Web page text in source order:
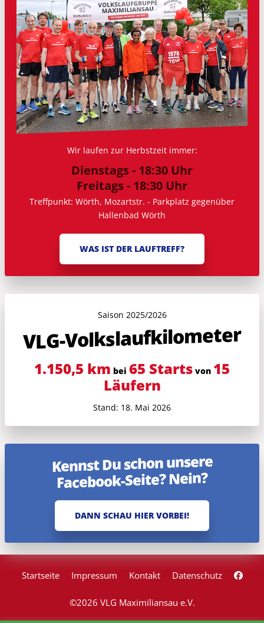
Wir laufen zur Herbstzeit immer:
Dienstags - 18:30 Uhr
Freitags - 18:30 Uhr
Treffpunkt: Wörth, Mozartstr. - Parkplatz gegenüber
Hallenbad Wörth
WAS IST DER LAUFTREFF?
Saison 2025/2026
VLG-Volkslauf­kilometer
1.150,5 km bei 65 Starts von 15
Läufern
Stand: 18. Mai 2026
Kennst Du schon unsere
Facebook-Seite? Nein?
DANN SCHAU HIER VORBEI!
Startseite Impressum Kontakt Datenschutz
©2026 VLG Maximiliansau e.V.